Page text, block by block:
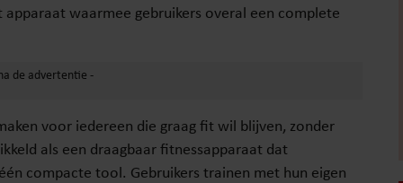
waarmee gebruikers overal een complete
voor iedereen die graag fit wil blijven, zonder
als een draagbaar fitnessapparaat dat
compacte tool. Gebruikers trainen met hun eigen